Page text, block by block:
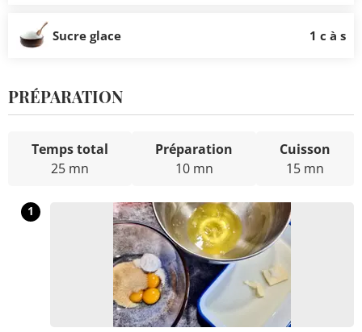
Sucre glace 1 c à s
PRÉPARATION
Temps total
25 mn
Préparation
10 mn
Cuisson
15 mn
1